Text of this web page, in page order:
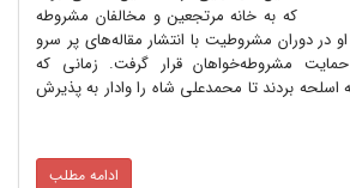
که به خانه‌ مرتجعین و مخالفان مشروطه
دوران مشروطیت با انتشار مقاله‌های پر سرو
مشروطه‌خواهان قرار گرفت. زمانی که
بردند تا محمدعلی شاه را وادار به پذیرش
ادامه مطلب